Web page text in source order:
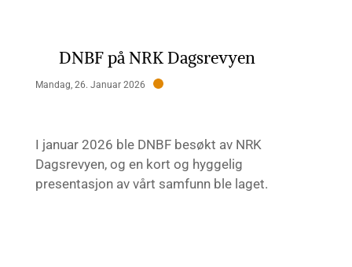
DNBF på NRK Dagsrevyen
Mandag, 26. Januar 2026
I januar 2026 ble DNBF besøkt av NRK
Dagsrevyen, og en kort og hyggelig
presentasjon av vårt samfunn ble laget.